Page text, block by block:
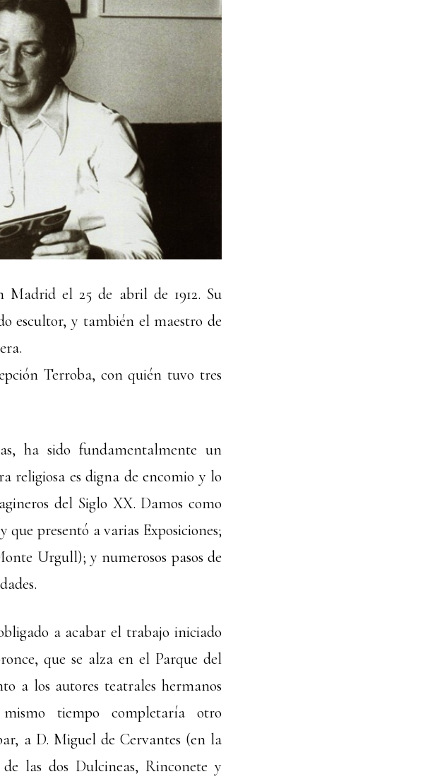
Madrid el 25 de abril de 1912. Su
escultor, y también el maestro de
Terroba, con quién tuvo tres
ha sido fundamentalmente un
religiosa es digna de encomio y lo
del Siglo XX. Damos como
presentó a varias Exposiciones;
Urgull); y numerosos pasos de
a acabar el trabajo iniciado
que se alza en el Parque del
a los autores teatrales hermanos
tiempo completaría otro
a D. Miguel de Cervantes (en la
las dos Dulcineas, Rinconete y